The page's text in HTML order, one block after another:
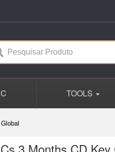
TOOLS